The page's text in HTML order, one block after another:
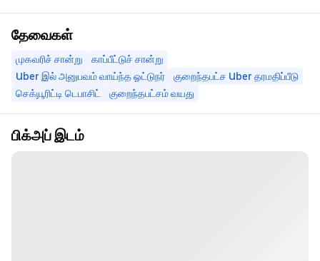
தேவைகள்
முகவரிச் சான்று
காப்பீட்டுச் சான்று
Uber இல் அனுபவம் வாய்ந்த ஓட்டுநர்
குறைந்தபட்ச Uber தரமதிப்பீடு
செக்யூரிட்டி டெபாசிட்
குறைந்தபட்சம் வயது
பிக்அப் இடம்